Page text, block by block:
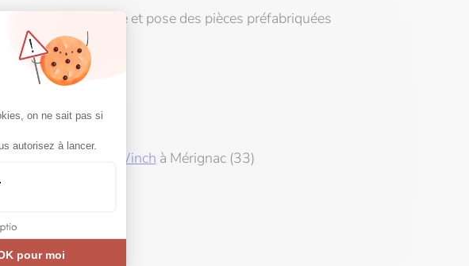
Conception, fourniture et pose des pièces préfabriquées
: Groupe BMG
Le Winch à Mérignac (33)